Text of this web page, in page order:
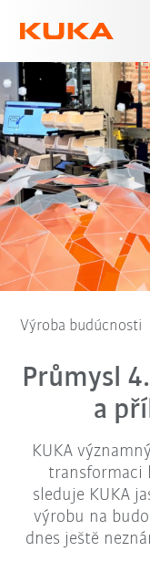
Výroba budúcnosti
Průmysl
a
KUKA
transformaci
sleduje KUKA
výrobu na
dnes ještě